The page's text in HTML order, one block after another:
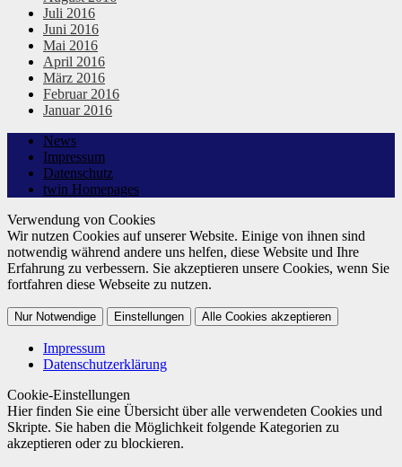
Juli 2016
Juni 2016
Mai 2016
April 2016
März 2016
Februar 2016
Januar 2016
News
Impressum
Datenschutz
twin Homepages
Verwendung von Cookies
Wir nutzen Cookies auf unserer Website. Einige von ihnen sind
notwendig während andere uns helfen, diese Website und Ihre
Erfahrung zu verbessern. Sie akzeptieren unsere Cookies, wenn Sie
fortfahren diese Webseite zu nutzen.
Nur Notwendige Einstellungen Alle Cookies akzeptieren
Impressum
Datenschutzerklärung
Cookie-Einstellungen
Hier finden Sie eine Übersicht über alle verwendeten Cookies und
Skripte. Sie haben die Möglichkeit folgende Kategorien zu
akzeptieren oder zu blockieren.